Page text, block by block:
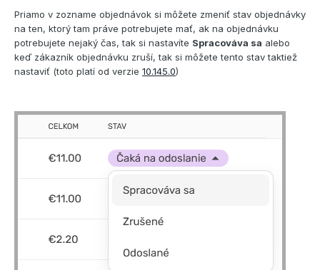
Priamo v zozname objednávok si môžete zmeniť stav objednávky
na ten, ktorý tam práve potrebujete mať, ak na objednávku
potrebujete nejaký čas, tak si nastavíte Spracováva sa alebo
keď zákazník objednávku zruší, tak si môžete tento stav taktiež
nastaviť (toto platí od verzie 10.145.0)